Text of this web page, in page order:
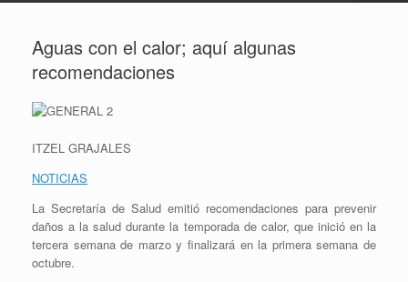
Aguas con el calor; aquí algunas
recomendaciones
ITZEL GRAJALES
NOTICIAS
La Secretaría de Salud emitió recomendaciones para prevenir
daños a la salud durante la temporada de calor, que inició en la
tercera semana de marzo y finalizará en la primera semana de
octubre.